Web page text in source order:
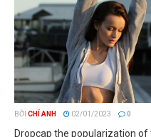
BỞI CHÍ ANH 02/01/2023 0
Dropcap the popularization of